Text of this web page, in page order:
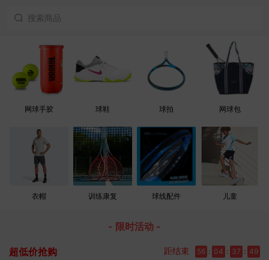
网球手胶 球鞋 球拍 网球包
衣帽 训练康复 球线配件 儿童
- 限时活动 -
超低价抢购 距结束 56 : 04 : 37 : 48